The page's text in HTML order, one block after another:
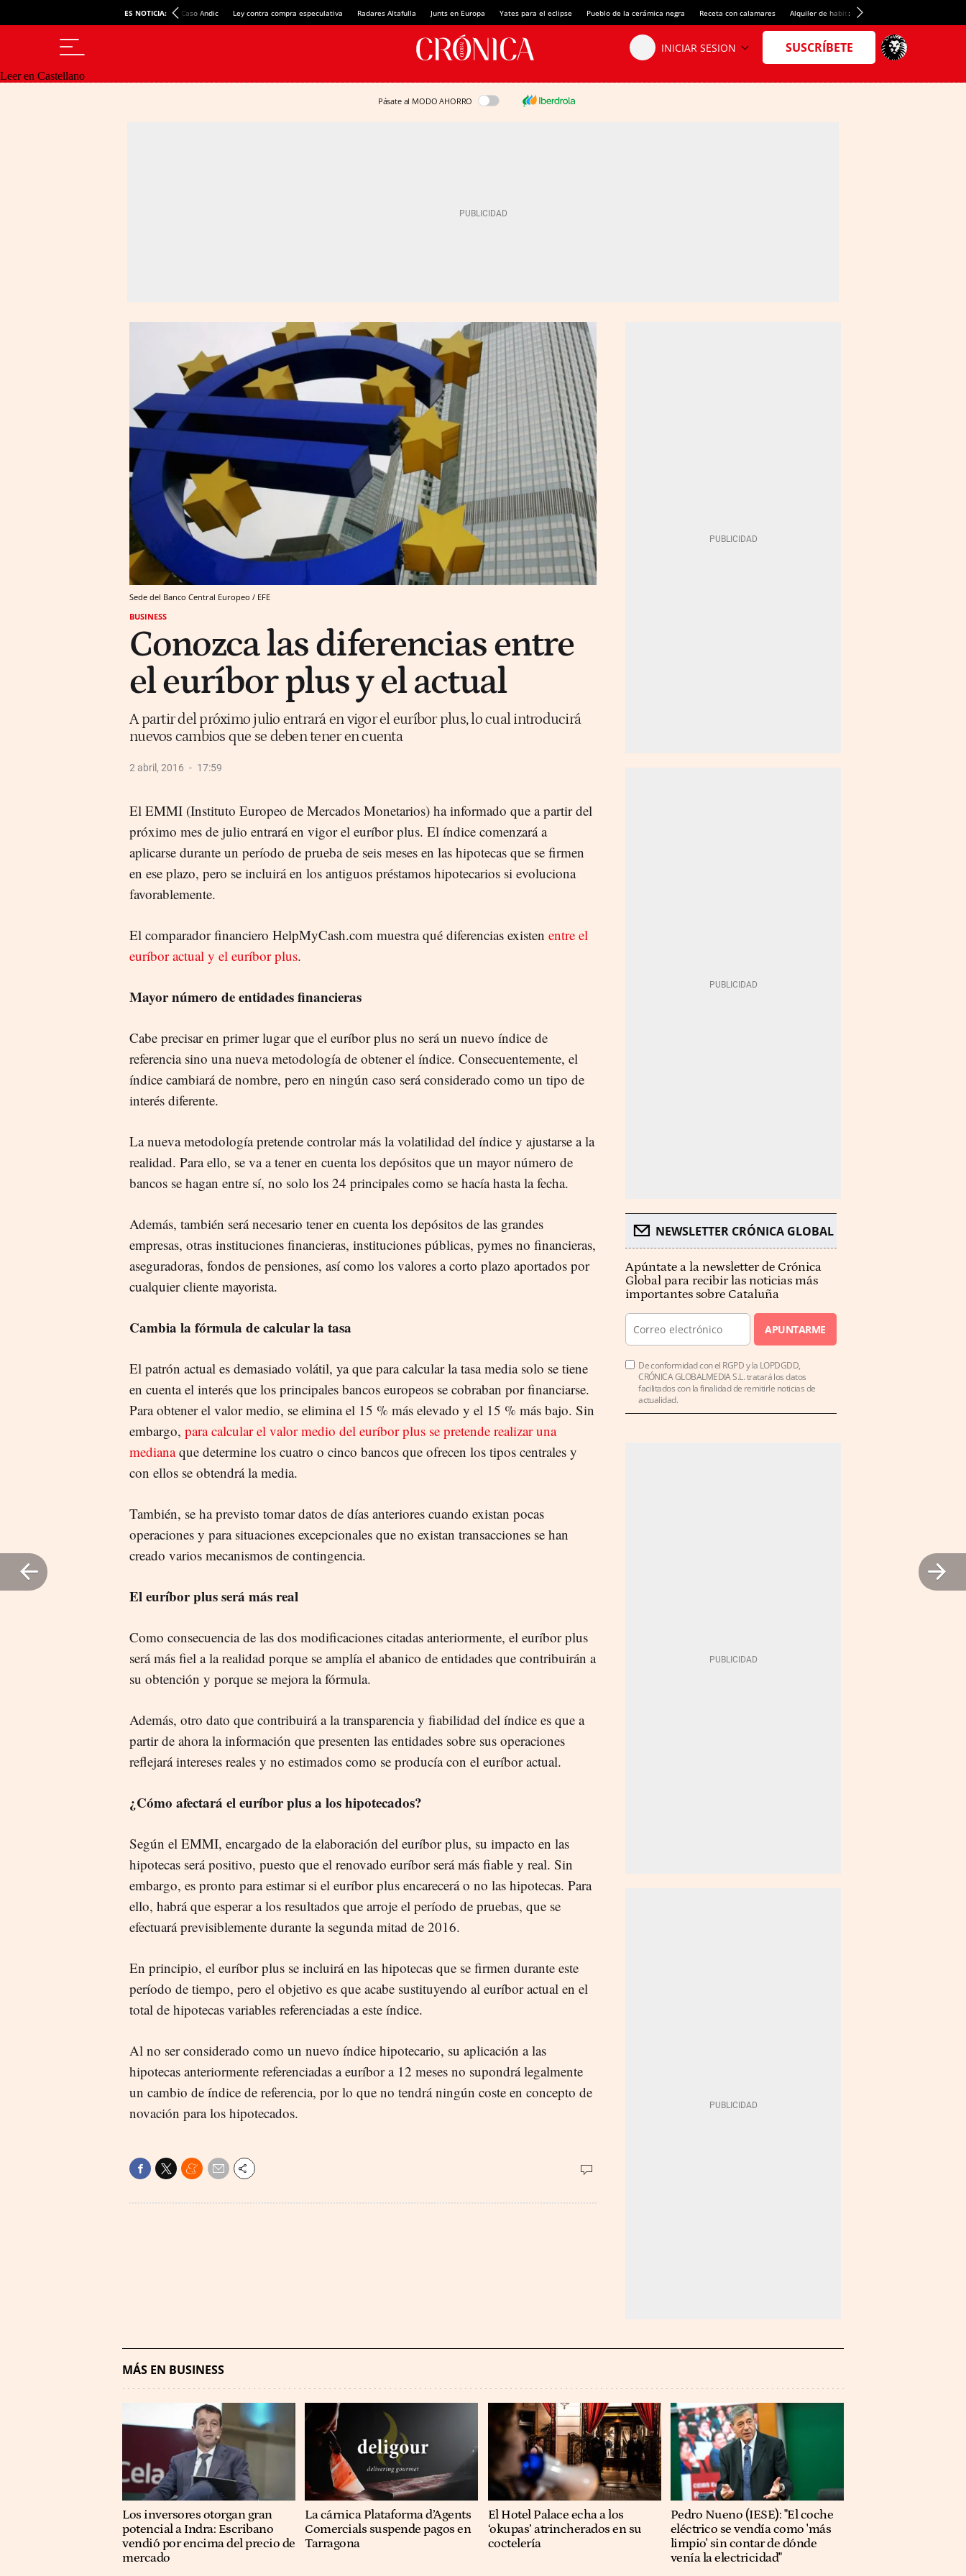
ES NOTICIA: Caso Andic Ley contra compra especulativa Radares Altafulla Junts en Europa Yates para el eclipse Pueblo de la cerámica negra Receta con calamares Alquiler de habitaciones en España
Leer en Castellano
Pásate al MODO AHORRO
Sede del Banco Central Europeo / EFE
BUSINESS
Conozca las diferencias entre
el euríbor plus y el actual
A partir del próximo julio entrará en vigor el euríbor plus, lo cual introducirá
nuevos cambios que se deben tener en cuenta
2 abril, 2016 17:59
El EMMI (Instituto Europeo de Mercados Monetarios) ha informado que a partir del
próximo mes de julio entrará en vigor el euríbor plus. El índice comenzará a
aplicarse durante un período de prueba de seis meses en las hipotecas que se firmen
en ese plazo, pero se incluirá en los antiguos préstamos hipotecarios si evoluciona
favorablemente.
El comparador financiero HelpMyCash.com muestra qué diferencias existen entre el
euríbor actual y el euríbor plus.
Mayor número de entidades financieras
Cabe precisar en primer lugar que el euríbor plus no será un nuevo índice de
referencia sino una nueva metodología de obtener el índice. Consecuentemente, el
índice cambiará de nombre, pero en ningún caso será considerado como un tipo de
interés diferente.
La nueva metodología pretende controlar más la volatilidad del índice y ajustarse a la
realidad. Para ello, se va a tener en cuenta los depósitos que un mayor número de
bancos se hagan entre sí, no solo los 24 principales como se hacía hasta la fecha.
Además, también será necesario tener en cuenta los depósitos de las grandes
empresas, otras instituciones financieras, instituciones públicas, pymes no financieras,
aseguradoras, fondos de pensiones, así como los valores a corto plazo aportados por
cualquier cliente mayorista.
Cambia la fórmula de calcular la tasa
El patrón actual es demasiado volátil, ya que para calcular la tasa media solo se tiene
en cuenta el interés que los principales bancos europeos se cobraban por financiarse.
Para obtener el valor medio, se elimina el 15 % más elevado y el 15 % más bajo. Sin
embargo, para calcular el valor medio del euríbor plus se pretende realizar una
medianaque determine los cuatro o cinco bancos que ofrecen los tipos centrales y
con ellos se obtendrá la media.
También, se ha previsto tomar datos de días anteriores cuando existan pocas
operaciones y para situaciones excepcionales que no existan transacciones se han
creado varios mecanismos de contingencia.
El euríbor plus será más real
Como consecuencia de las dos modificaciones citadas anteriormente, el euríbor plus
será más fiel a la realidad porque se amplía el abanico de entidades que contribuirán a
su obtención y porque se mejora la fórmula.
Además, otro dato que contribuirá a la transparencia y fiabilidad del índice es que a
partir de ahora la información que presenten las entidades sobre sus operaciones
reflejará intereses reales y no estimados como se producía con el euríbor actual.
¿Cómo afectará el euríbor plus a los hipotecados?
Según el EMMI, encargado de la elaboración del euríbor plus, su impacto en las
hipotecas será positivo, puesto que el renovado euríbor será más fiable y real. Sin
embargo, es pronto para estimar si el euríbor plus encarecerá o no las hipotecas. Para
ello, habrá que esperar a los resultados que arroje el período de pruebas, que se
efectuará previsiblemente durante la segunda mitad de 2016.
En principio, el euríbor plus se incluirá en las hipotecas que se firmen durante este
período de tiempo, pero el objetivo es que acabe sustituyendo al euríbor actual en el
total de hipotecas variables referenciadas a este índice.
Al no ser considerado como un nuevo índice hipotecario, su aplicación a las
hipotecas anteriormente referenciadas a euríbor a 12 meses no supondrá legalmente
un cambio de índice de referencia, por lo que no tendrá ningún coste en concepto de
novación para los hipotecados.
NEWSLETTER CRÓNICA GLOBAL
Apúntate a la newsletter de Crónica
Global para recibir las noticias más
importantes sobre Cataluña
APUNTARME
De conformidad con el RGPD y la LOPDGDD,
CRÓNICA GLOBALMEDIA S.L. tratará los datos
facilitados con la finalidad de remitirle noticias de
actualidad.
MÁS EN BUSINESS
Los inversores otorgan gran
potencial a Indra: Escribano
vendió por encima del precio de
mercado
La cárnica Plataforma d’Agents
Comercials suspende pagos en
Tarragona
El Hotel Palace echa a los
‘okupas’ atrincherados en su
coctelería
Pedro Nueno (IESE): "El coche
eléctrico se vendía como 'más
limpio' sin contar de dónde
venía la electricidad"